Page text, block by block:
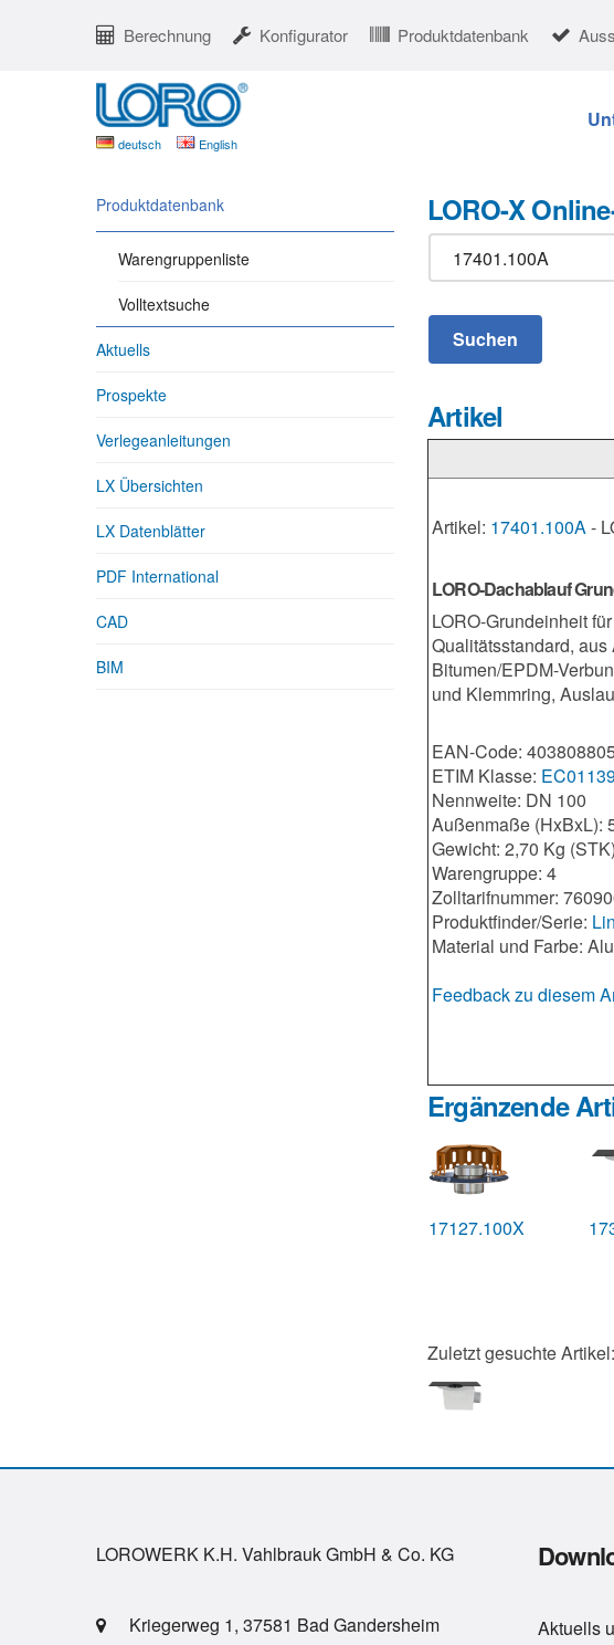
Berechnung Konfigurator Produktdatenbank
deutsch English
LORO-X
Artikel
Artikel: 17401.100A-
LORO-Dachablauf
LORO-Grundeinheit
Qualitätsstandard,
Bitumen/EPDM-
und Klemmring,
EAN-Code:
ETIM Klasse:
Nennweite: DN 100
Außenmaße (HxBxL):
Gewicht: 2,70 Kg (STK)
Warengruppe: 4
Zolltarifnummer:
Produktfinder/Serie:
Material und Farbe:
Feedback zu diesem
Ergänzende
17127.100X
Zuletzt gesuchte Artikel:
Produktdatenbank
Warengruppenliste
Volltextsuche
Aktuells
Prospekte
Verlegeanleitungen
LX Übersichten
LX Datenblätter
PDF International
CAD
BIM
LOROWERK K.H. Vahlbrauk GmbH & Co. KG
Kriegerweg 1, 37581 Bad Gandersheim
Aktuells